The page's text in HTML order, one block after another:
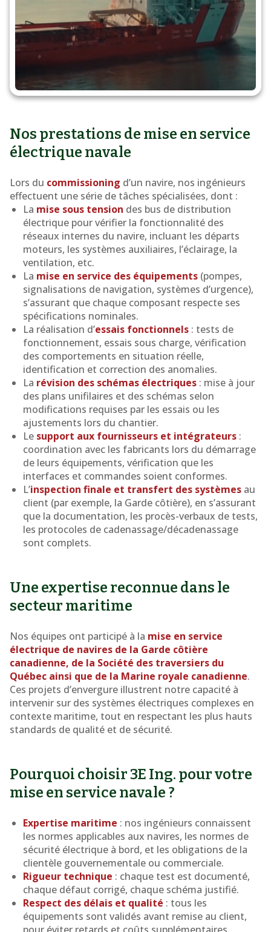
Nos prestations de mise en service
électrique navale
Lors du commissioning d’un navire, nos ingénieurs
effectuent une série de tâches spécialisées, dont :
La mise sous tension des bus de distribution
électrique pour vérifier la fonctionnalité des
réseaux internes du navire, incluant les départs
moteurs, les systèmes auxiliaires, l’éclairage, la
ventilation, etc.
La mise en service des équipements (pompes,
signalisations de navigation, systèmes d’urgence),
s’assurant que chaque composant respecte ses
spécifications nominales.
La réalisation d’essais fonctionnels : tests de
fonctionnement, essais sous charge, vérification
des comportements en situation réelle,
identification et correction des anomalies.
La révision des schémas électriques : mise à jour
des plans unifilaires et des schémas selon
modifications requises par les essais ou les
ajustements lors du chantier.
Le support aux fournisseurs et intégrateurs :
coordination avec les fabricants lors du démarrage
de leurs équipements, vérification que les
interfaces et commandes soient conformes.
L’inspection finale et transfert des systèmes au
client (par exemple, la Garde côtière), en s’assurant
que la documentation, les procès-verbaux de tests,
les protocoles de cadenassage/décadenassage
sont complets.
Une expertise reconnue dans le
secteur maritime
Nos équipes ont participé à la mise en service
électrique de navires de la Garde côtière
canadienne, de la Société des traversiers du
Québec ainsi que de la Marine royale canadienne.
Ces projets d’envergure illustrent notre capacité à
intervenir sur des systèmes électriques complexes en
contexte maritime, tout en respectant les plus hauts
standards de qualité et de sécurité.
Pourquoi choisir 3E Ing. pour votre
mise en service navale ?
Expertise maritime : nos ingénieurs connaissent
les normes applicables aux navires, les normes de
sécurité électrique à bord, et les obligations de la
clientèle gouvernementale ou commerciale.
Rigueur technique : chaque test est documenté,
chaque défaut corrigé, chaque schéma justifié.
Respect des délais et qualité : tous les
équipements sont validés avant remise au client,